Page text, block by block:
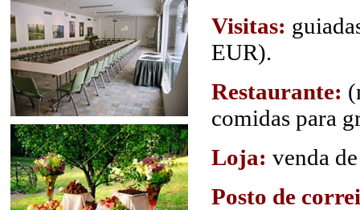
Visitas:
EUR).
Restaurante:
comidas para
Loja: venda
Posto de